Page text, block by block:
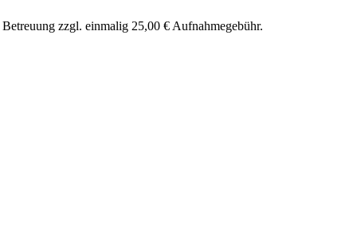
zzgl. einmalig 25,00 € Aufnahmegebühr.